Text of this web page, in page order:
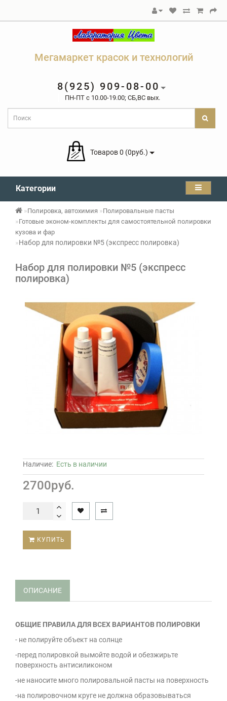
Мегамаркет красок и технологий
8(925) 909-08-00
ПН-ПТ c 10.00-19.00; СБ,ВС вых.
Товаров 0 (0руб.)
Категории
Полировка, автохимия
Полировальные пасты
Готовые эконом-комплекты для самостоятельной полировки
кузова и фар
Набор для полировки №5 (экспресс полировка)
Набор для полировки №5 (экспресс
полировка)
Наличие: Есть в наличии
2700руб.
КУПИТЬ
ОПИСАНИЕ
ОБЩИЕ ПРАВИЛА ДЛЯ ВСЕХ ВАРИАНТОВ ПОЛИРОВКИ
- не полируйте объект на солнце
-перед полировкой вымойте водой и обезжирьте
поверхность антисиликоном
-не наносите много полировальной пасты на поверхность
-на полировочном круге не должна образовываться